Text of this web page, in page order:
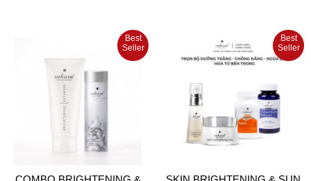
Best
Seller
Best
Seller